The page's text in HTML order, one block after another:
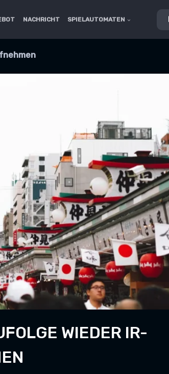
NACHRICHT SPIELAUTOMATEN
WIEDER IR-